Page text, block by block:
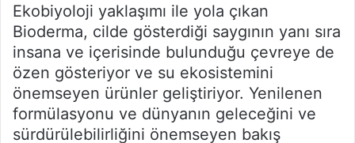
Ekobiyoloji yaklaşımı ile yola çıkan
Bioderma, cilde gösterdiği saygının yanı sıra
insana ve içerisinde bulunduğu çevreye de
özen gösteriyor ve su ekosistemini
önemseyen ürünler geliştiriyor. Yenilenen
formülasyonu ve dünyanın geleceğini ve
sürdürülebilirliğini önemseyen bakış